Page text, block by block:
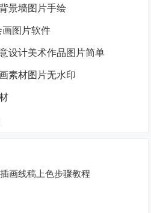
景墙图片手绘
图片软件
设计美术作品图片简单
素材图片无水印
画线稿上色步骤教程